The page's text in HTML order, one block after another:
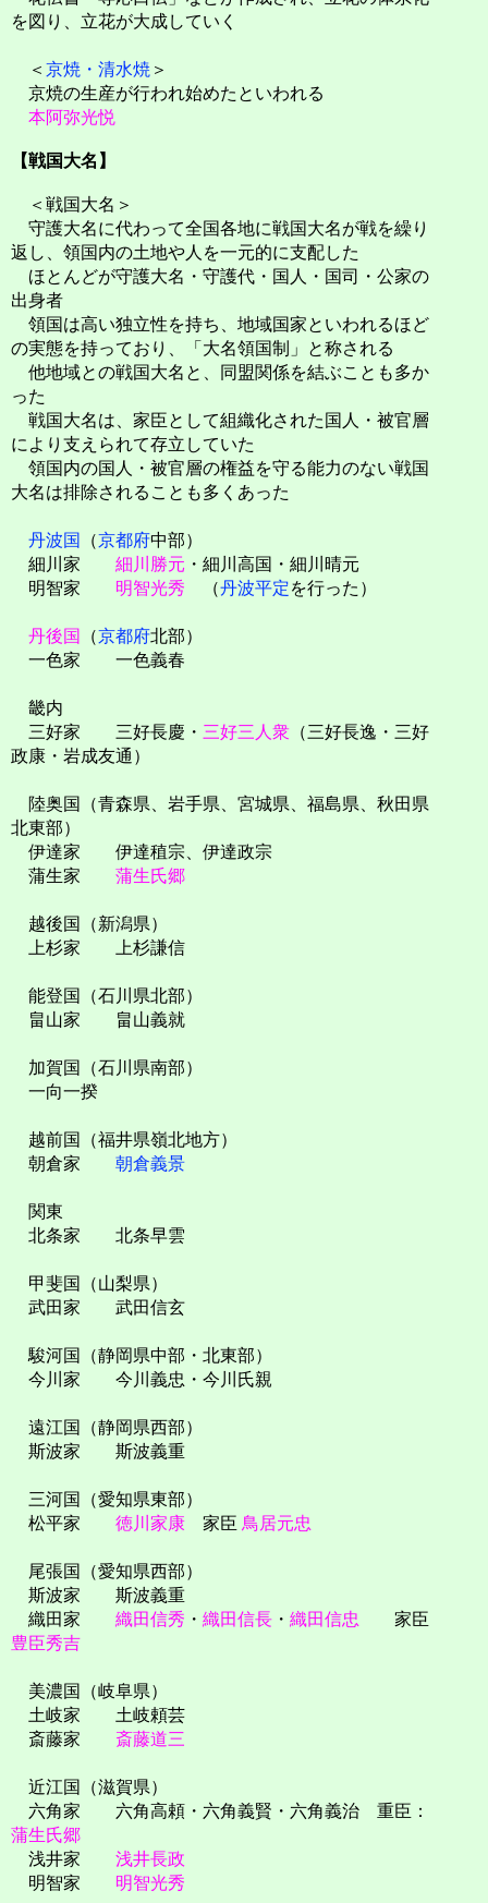
を図り、立花が大成していく
＜ 京焼・清水焼 ＞
京焼の生産が行われ始めたといわれる
本阿弥光悦
【戦国大名】
＜戦国大名＞
守護大名に代わって全国各地に戦国大名が戦を繰り
返し、領国内の土地や人を一元的に支配した
ほとんどが守護大名・守護代・国人・国司・公家の
出身者
領国は高い独立性を持ち、地域国家といわれるほど
の実態を持っており、「大名領国制」と称される
他地域との戦国大名と、同盟関係を結ぶことも多か
った
戦国大名は、家臣として組織化された国人・被官層
により支えられて存立していた
領国内の国人・被官層の権益を守る能力のない戦国
大名は排除されることも多くあった
丹波国 （京都府中部）
細川家 細川勝元 ・細川高国・細川晴元
明智家 明智光秀 （丹波平定を行った）
丹後国 （京都府北部）
一色家 一色義春
畿内
三好家 三好長慶・ 三好三人衆 （三好長逸・三好
政康・岩成友通）
陸奥国（青森県、岩手県、宮城県、福島県、秋田県
北東部）
伊達家 伊達稙宗、伊達政宗
蒲生家 蒲生氏郷
越後国（新潟県）
上杉家 上杉謙信
能登国（石川県北部）
畠山家 畠山義就
加賀国（石川県南部）
一向一揆
越前国（福井県嶺北地方）
朝倉家 朝倉義景
関東
北条家 北条早雲
甲斐国（山梨県）
武田家 武田信玄
駿河国（静岡県中部・北東部）
今川家 今川義忠・今川氏親
遠江国（静岡県西部）
斯波家 斯波義重
三河国（愛知県東部）
松平家 徳川家康 家臣 鳥居元忠
尾張国（愛知県西部）
斯波家 斯波義重
織田家 織田信秀 ・ 織田信長 ・ 織田信忠
家臣
豊臣秀吉
美濃国（岐阜県）
土岐家 土岐頼芸
斎藤家 斎藤道三
近江国（滋賀県）
六角家 六角高頼・六角義賢・六角義治 重臣：
蒲生氏郷
浅井家 浅井長政
明智家 明智光秀